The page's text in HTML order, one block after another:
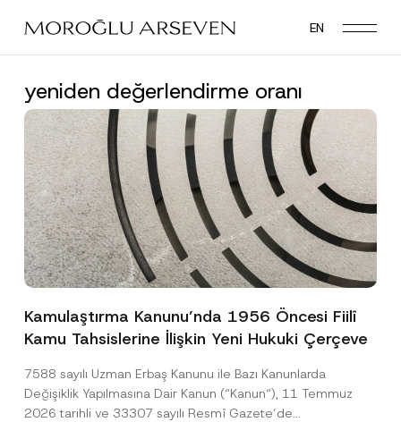
main
EN
yeniden değerlendirme oranı
Kamulaştırma Kanunu’nda 1956 Öncesi Fiilî
Kamu Tahsislerine İlişkin Yeni Hukuki Çerçeve
7588 sayılı Uzman Erbaş Kanunu ile Bazı Kanunlarda
Değişiklik Yapılmasına Dair Kanun (“Kanun“), 11 Temmuz
2026 tarihli ve 33307 sayılı Resmî Gazete’de